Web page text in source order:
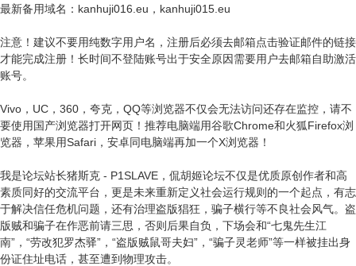
最新备用域名：kanhuji016.eu，kanhuji015.eu
注意！建议不要用纯数字用户名，注册后必须去邮箱点击验证邮件的链接
才能完成注册！长时间不登陆账号出于安全原因需要用户去邮箱自助激活
账号。
Vivo，UC，360，夸克，QQ等浏览器不仅会无法访问还存在监控，请不
要使用国产浏览器打开网页！推荐电脑端用谷歌Chrome和火狐Firefox浏
览器，苹果用Safari，安卓同电脑端再加一个X浏览器！
我是论坛站长猪斯克 - P1SLAVE，侃胡姬论坛不仅是优质原创作者和高
素质同好的交流平台，更是未来重新定义社会运行规则的一个起点，有志
于解决信任危机问题，还有治理盗版猖狂，骗子横行等不良社会风气。盗
版贼和骗子在作恶前请三思，否则后果自负，下场会和“七鬼先生江
南”，“劳改犯罗杰驿”，“盗版贼鼠哥夫妇”，“骗子灵老师”等一样被挂出身
份证住址电话，甚至遭到物理攻击。